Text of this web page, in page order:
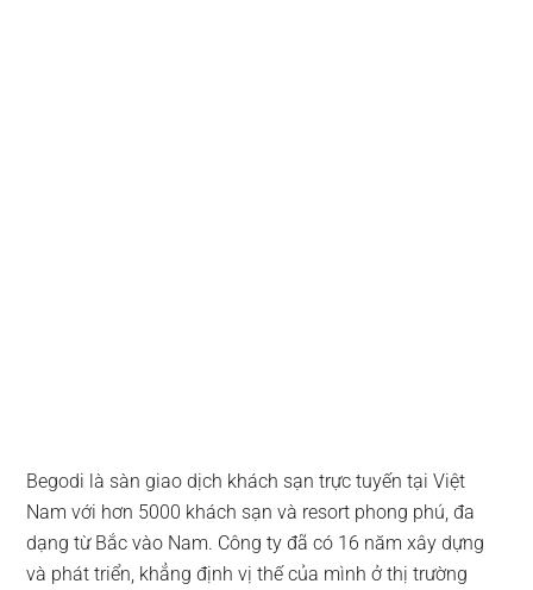
Begodi là sàn giao dịch khách sạn trực tuyến tại Việt
Nam với hơn 5000 khách sạn và resort phong phú, đa
dạng từ Bắc vào Nam. Công ty đã có 16 năm xây dựng
và phát triển, khẳng định vị thế của mình ở thị trường